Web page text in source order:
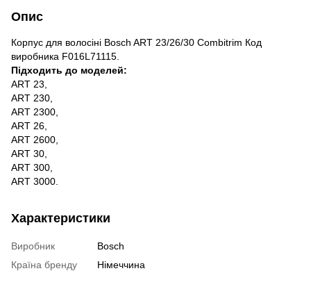
Опис
Корпус для волосіні Bosch ART 23/26/30 Combitrim Код
виробника F016L71115.
Підходить до моделей:
ART 23,
ART 230,
ART 2300,
ART 26,
ART 2600,
ART 30,
ART 300,
ART 3000.
Характеристики
Виробник
Bosch
Країна бренду
Німеччина